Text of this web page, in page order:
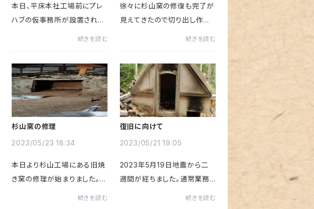
本日、平床本社工場前にプレ
ハブの仮事務所が設置されま
でとりあえず設置しただけな
んですけどね…😅😅💦事務所
だけはあの傾いた建物から移
動出来ていなか...
続きを読む
徐々に杉山窯の修復も完了が
見えてきたので切り出し作業
からは現在品切れ中の「大判
七輪」のブロックを切り出し始
めました。
続きを読む
杉山窯の修理
2023/05/23 18:34
本日より杉山工場にある旧焼
き窯の修理が始まりました。杉
続きを読む
復旧に向けて
2023/05/21 19:05
2023年5月19日地震から二
週間が経ちました。通常業務
続きを読む